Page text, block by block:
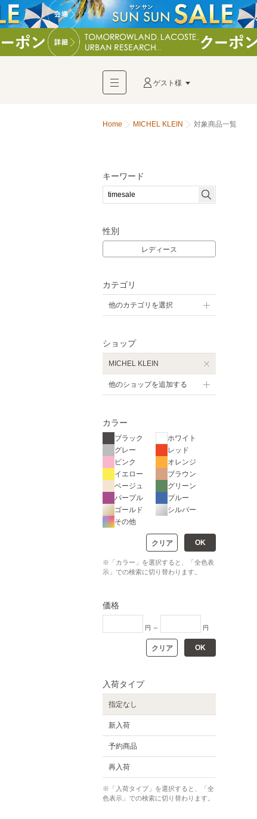
ゲスト様
Home MICHEL KLEIN 対象商品一覧
キーワード
性別
レディース
カテゴリ
他のカテゴリを選択
ショップ
MICHEL KLEIN
他のショップを追加する
カラー
ブラック
ホワイト
グレー
レッド
ピンク
オレンジ
イエロー
ブラウン
ベージュ
グリーン
パープル
ブルー
ゴールド
シルバー
その他
クリア OK
※「カラー」を選択すると、「全色表
示」での検索に切り替わります。
価格
円 ～ 円
クリア OK
入荷タイプ
指定なし
新入荷
予約商品
再入荷
※「入荷タイプ」を選択すると、「全
色表示」での検索に切り替わります。